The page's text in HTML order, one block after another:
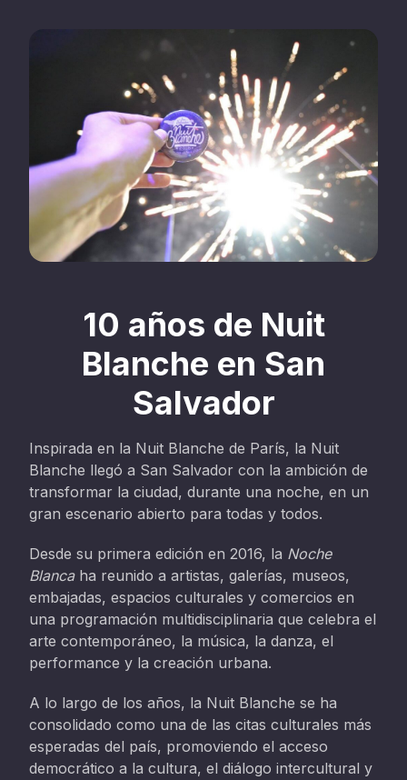
10 años de Nuit
Blanche en San
Salvador
Inspirada en la Nuit Blanche de París, la Nuit
Blanche llegó a San Salvador con la ambición de
transformar la ciudad, durante una noche, en un
gran escenario abierto para todas y todos.
Desde su primera edición en 2016, la Noche
Blancaha reunido a artistas, galerías, museos,
embajadas, espacios culturales y comercios en
una programación multidisciplinaria que celebra el
arte contemporáneo, la música, la danza, el
performance y la creación urbana.
A lo largo de los años, la Nuit Blanche se ha
consolidado como una de las citas culturales más
esperadas del país, promoviendo el acceso
democrático a la cultura, el diálogo intercultural y